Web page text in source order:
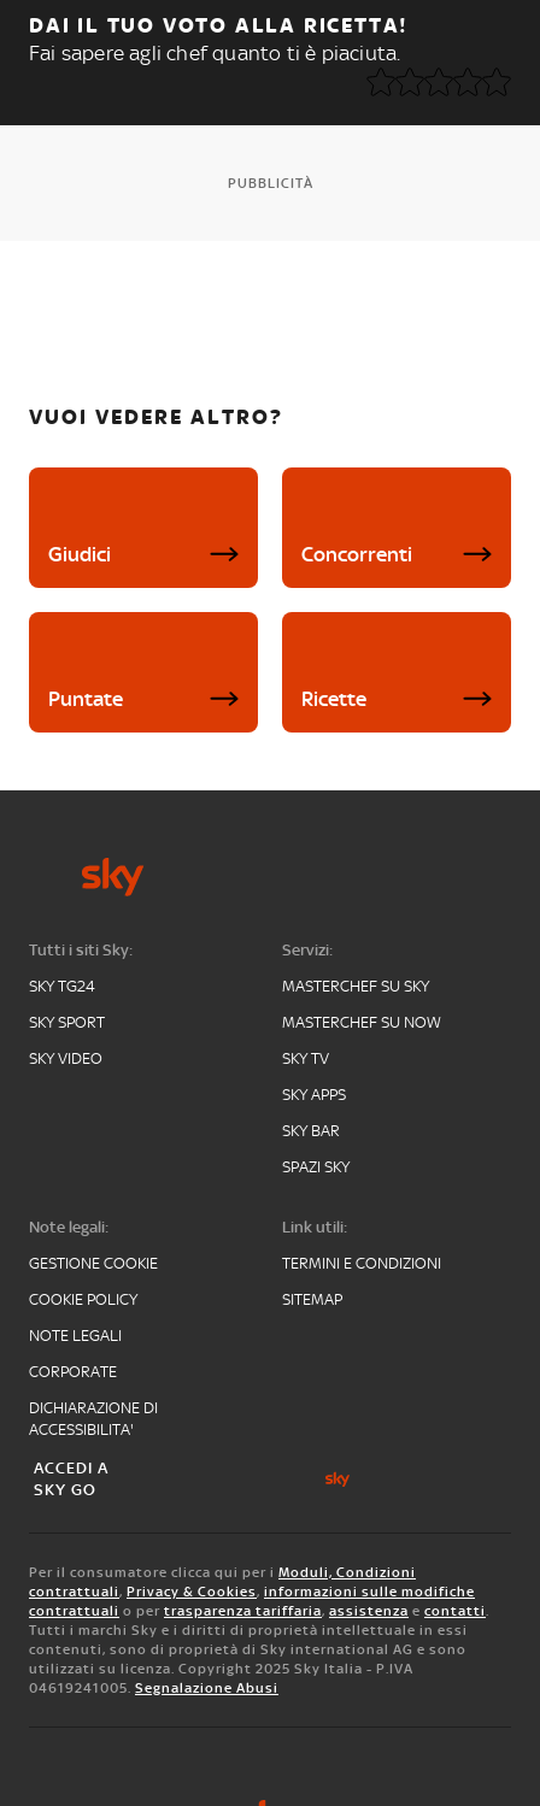
DAI IL TUO VOTO ALLA RICETTA!
Fai sapere agli chef quanto ti è piaciuta.
PUBBLICITÀ
VUOI VEDERE ALTRO?
Giudici Concorrenti
Puntate Ricette
Tutti i siti Sky:
SKY TG24
SKY SPORT
SKY VIDEO
Servizi:
MASTERCHEF SU SKY
MASTERCHEF SU NOW
SKY TV
SKY APPS
SKY BAR
SPAZI SKY
Note legali:
GESTIONE COOKIE
COOKIE POLICY
NOTE LEGALI
CORPORATE
DICHIARAZIONE DI
ACCESSIBILITA'
Link utili:
TERMINI E CONDIZIONI
SITEMAP
ACCEDI A
SKY GO
Per il consumatore clicca qui per i Moduli, Condizioni
contrattuali, Privacy & Cookies, informazioni sulle modifiche
contrattuali o per trasparenza tariffaria, assistenza e contatti.
Tutti i marchi Sky e i diritti di proprietà intellettuale in essi
contenuti, sono di proprietà di Sky international AG e sono
utilizzati su licenza. Copyright 2025 Sky Italia - P.IVA
04619241005. Segnalazione Abusi